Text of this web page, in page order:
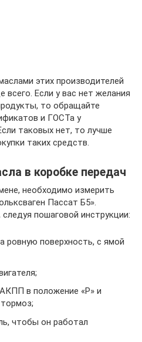
этих производителей
Если у вас нет желания
то обращайте
и ГОСТа у
таковых нет, то лучше
таких средств.
в коробке передач
необходимо измерить
Пассат Б5».
пошаговой инструкции:
ровную поверхность, с ямой
в положение «Р» и
чтобы он работал